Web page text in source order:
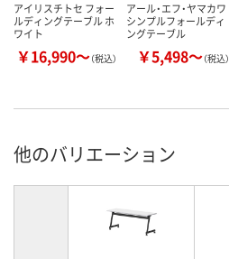
アイリスチトセ フォー
ルディングテーブル ホ
ワイト
￥16,990～（税込）
アール・エフ・ヤマカワ
シンプルフォールディ
ングテーブル
￥5,498～（税込）
他のバリエーション